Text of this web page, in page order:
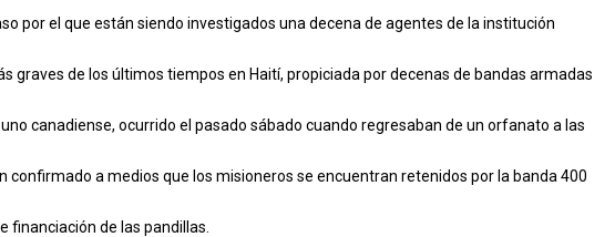
por el que están siendo investigados una decena de agentes de la institución
graves de los últimos tiempos en Haití, propiciada por decenas de bandas armadas
canadiense, ocurrido el pasado sábado cuando regresaban de un orfanato a las
a medios que los misioneros se encuentran retenidos por la banda 400
financiación de las pandillas.